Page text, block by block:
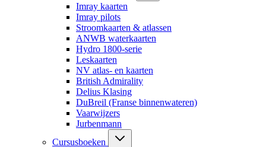
Imray kaarten
Imray pilots
Stroomkaarten & atlassen
ANWB waterkaarten
Hydro 1800-serie
Leskaarten
NV atlas- en kaarten
British Admirality
Delius Klasing
DuBreil (Franse binnenwateren)
Vaarwijzers
Jurbenmann
Cursusboeken